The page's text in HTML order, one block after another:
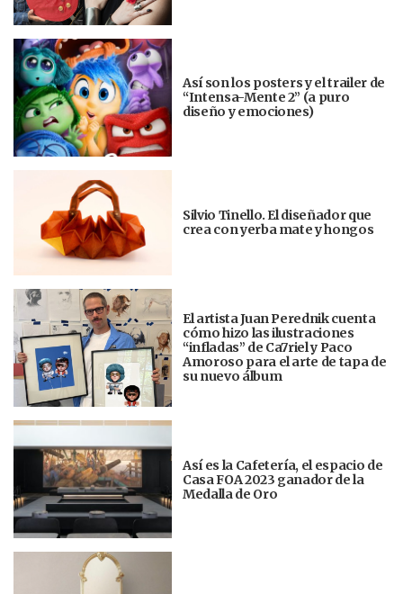
Así son los posters y el trailer de
“Intensa-Mente 2” (a puro
diseño y emociones)
Silvio Tinello. El diseñador que
crea con yerba mate y hongos
El artista Juan Perednik cuenta
cómo hizo las ilustraciones
“infladas” de Ca7riel y Paco
Amoroso para el arte de tapa de
su nuevo álbum
Así es la Cafetería, el espacio de
Casa FOA 2023 ganador de la
Medalla de Oro